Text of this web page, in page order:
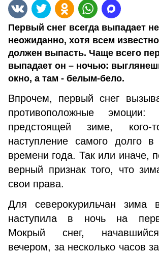
Первый снег всегда выпадает
неожиданно, хотя всем
должен выпасть. Чаще всего
выпадает он – ночью:
окно, а там - белым-бело.
Впрочем, первый снег
противоположные эмоции:
предстоящей зиме, кого-
наступление самого долго
времени года. Так или иначе,
верный признак того, что
свои права.
Для северокурильчан зима
наступила в ночь на
Мокрый снег,
вечером, за несколько часов